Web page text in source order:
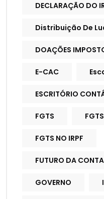
DECLARAÇÃO DO
Distribuição De
DOAÇÕES
E-CAC
ESCRITÓRIO
FGTS
FGTS NO IRPF
FUTURO DA
GOVERNO